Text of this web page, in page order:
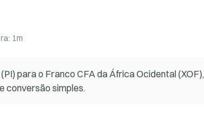
: 1m
para o Franco CFA da África Ocidental (XOF),
conversão simples.